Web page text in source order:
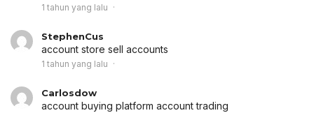
1 tahun yang lalu
StephenCus
account store sell accounts
1 tahun yang lalu
Carlosdow
account buying platform account trading